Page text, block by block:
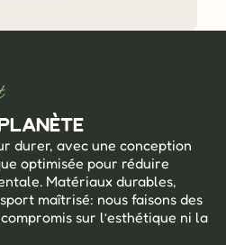
durer, avec une conception
optimisée pour réduire
Matériaux durables,
maîtrisé: nous faisons des
sur l’esthétique ni la